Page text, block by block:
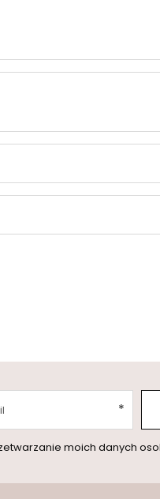
danych osobowych (adres e-mail) na potrzeby